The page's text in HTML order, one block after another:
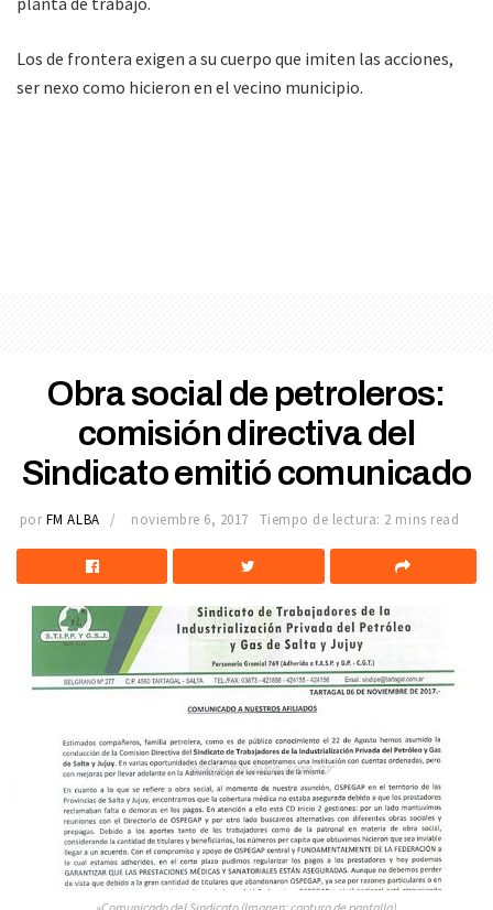
Los de frontera exigen a su cuerpo que imiten las acciones,
ser nexo como hicieron en el vecino municipio.
Obra social de petroleros:
comisión directiva del
Sindicato emitió comunicado
por FM ALBA noviembre 6, 2017 Tiempo de lectura: 2 mins read